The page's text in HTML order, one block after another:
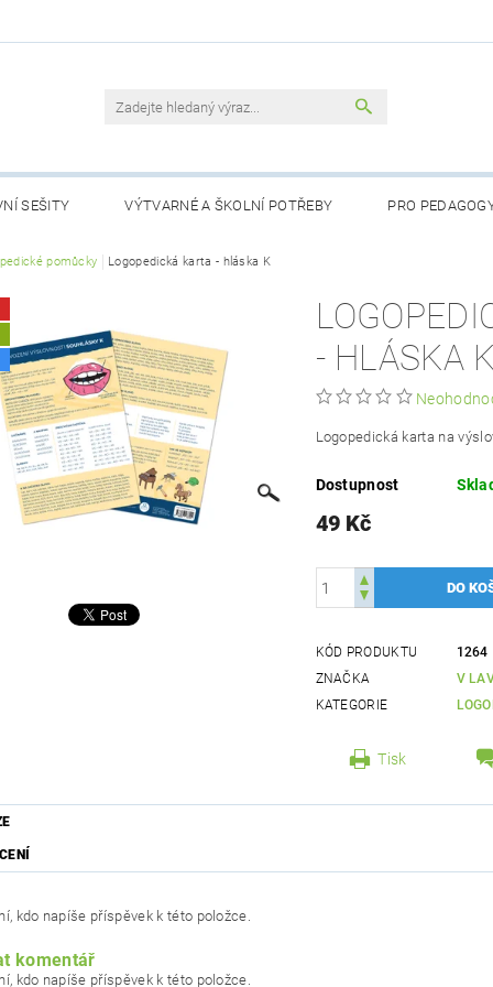
SEŠITY VÝTVARNÉ A ŠKOLNÍ POTŘEBY PRO
LOGOPEDICKÉ POMŮCKY
MAPY DO TŘÍDY PŘIJÍMACÍ ZKOUŠKY AKČNÍ
OBCHODNÍ PODMÍNKY KONTAKTY
pomůcky Logopedická karta - hláska K
- HLÁSKA K
Logopedická karta na
Dostupnost
49 Kč
KÓD PRODUKTU
1264
ZNAČKA
V
KATEGORIE
Tisk
kdo napíše příspěvek k této položce.
komentář
kdo napíše příspěvek k této položce.